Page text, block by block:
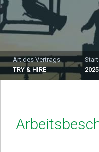
Art des Vertrags
TRY & HIRE